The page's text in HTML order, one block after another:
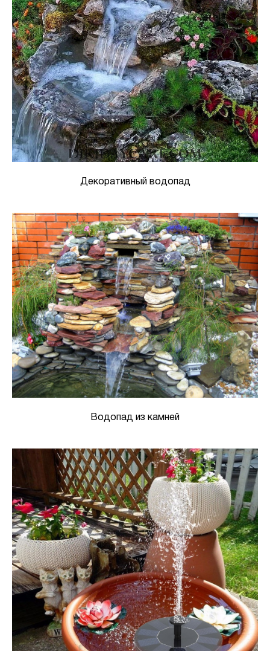
Декоративный водопад
Водопад из камней